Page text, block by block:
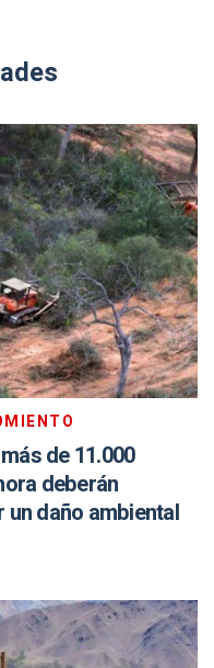
de 11.000
deberán
daño ambiental